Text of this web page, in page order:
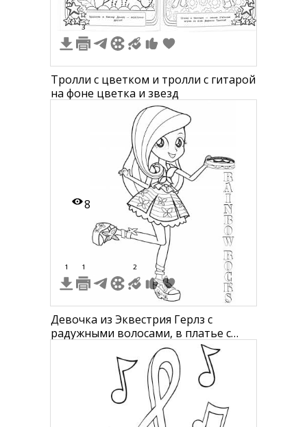
3
Тролли с цветком и тролли с гитарой
на фоне цветка и звезд
8
1 1 2
Девочка из Эквестрия Герлз с
радужными волосами, в платье с
цветочным узором, держащая бубен,
надпись "RAINBOW ROCKS" сбоку